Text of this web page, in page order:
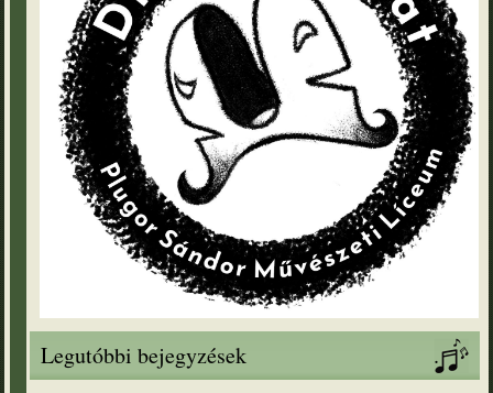
Legutóbbi bejegyzések